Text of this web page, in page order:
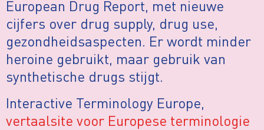
European Drug Report, met nieuwe
cijfers over drug supply, drug use,
gezondheidsaspecten. Er wordt minder
heroine gebruikt, maar gebruik van
synthetische drugs stijgt.
Interactive Terminology Europe,
vertaalsite voor Europese terminologie